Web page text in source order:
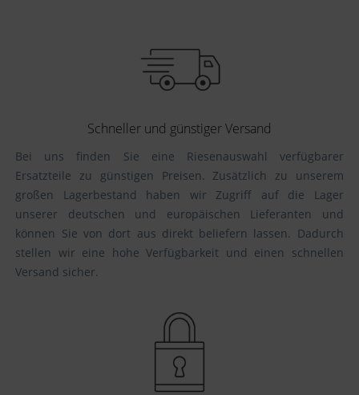
Schneller und günstiger Versand
Bei uns finden Sie eine Riesenauswahl verfügbarer
Ersatzteile zu günstigen Preisen. Zusätzlich zu unserem
großen Lagerbestand haben wir Zugriff auf die Lager
unserer deutschen und europäischen Lieferanten und
können Sie von dort aus direkt beliefern lassen. Dadurch
stellen wir eine hohe Verfügbarkeit und einen schnellen
Versand sicher.